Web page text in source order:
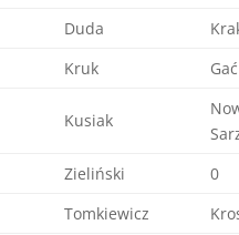
Duda
Kruk Gać
Kusiak
Zieliński
0
Tomkiewicz